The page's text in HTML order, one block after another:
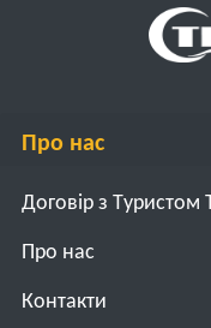
Про нас
Договір з Туристом
Про нас
Контакти